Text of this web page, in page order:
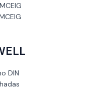
DIN